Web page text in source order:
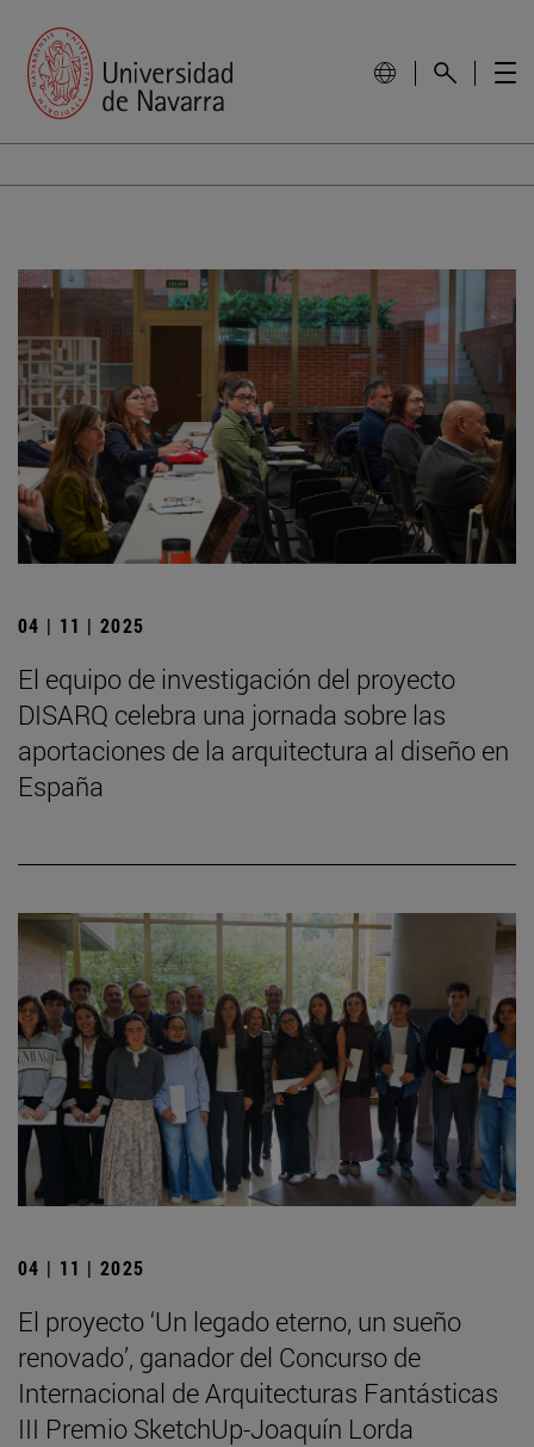
04 | 11 | 2025
El equipo de investigación del proyecto
DISARQ celebra una jornada sobre las
aportaciones de la arquitectura al diseño en
España
04 | 11 | 2025
El proyecto ‘Un legado eterno, un sueño
renovado’, ganador del Concurso de
Internacional de Arquitecturas Fantásticas
III Premio SketchUp-Joaquín Lorda